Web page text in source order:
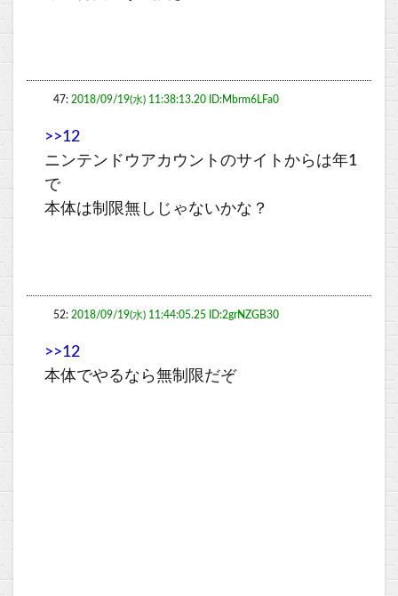
47: 2018/09/19(水) 11:38:13.20 ID:Mbrm6LFa0
>>12
ニンテンドウアカウントのサイトからは年1
で
本体は制限無しじゃないかな？
52: 2018/09/19(水) 11:44:05.25 ID:2grNZGB30
>>12
本体でやるなら無制限だぞ